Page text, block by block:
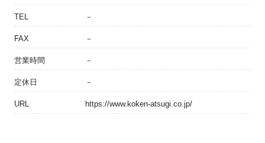
TEL －
FAX －
営業時間 －
定休日 －
URL https://www.koken-atsugi.co.jp/